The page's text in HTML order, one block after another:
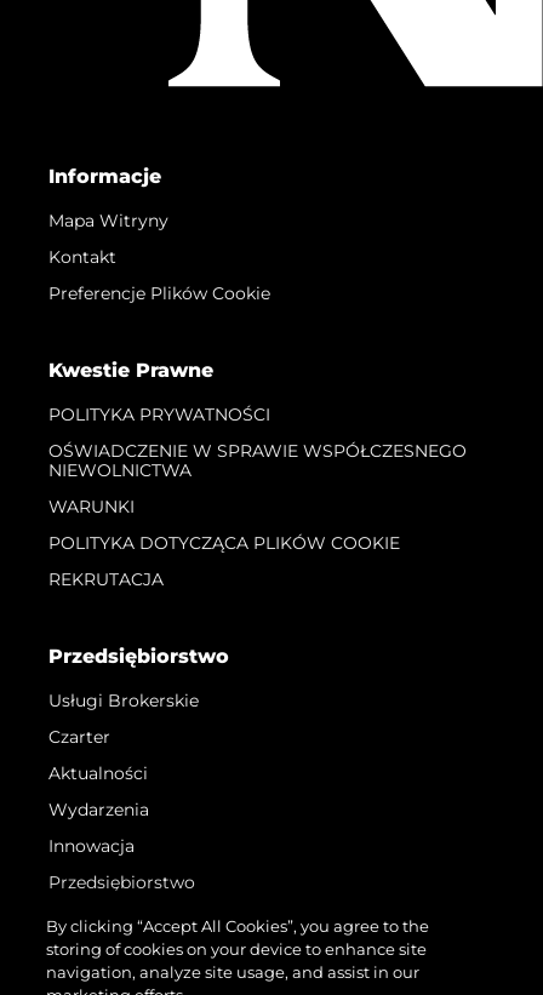
Informacje
Mapa Witryny
Kontakt
Preferencje Plików Cookie
Kwestie Prawne
POLITYKA PRYWATNOŚCI
OŚWIADCZENIE W SPRAWIE WSPÓŁCZESNEGO
NIEWOLNICTWA
WARUNKI
POLITYKA DOTYCZĄCA PLIKÓW COOKIE
REKRUTACJA
Przedsiębiorstwo
Usługi Brokerskie
Czarter
Aktualności
Wydarzenia
Innowacja
Przedsiębiorstwo
Zespół
Styl Życia
By clicking “Accept All Cookies”, you agree to the
storing of cookies on your device to enhance site
navigation, analyze site usage, and assist in our